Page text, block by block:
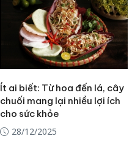
Ít ai biết: Từ hoa đến lá, cây
chuối mang lại nhiều lợi ích
cho sức khỏe
28/12/2025